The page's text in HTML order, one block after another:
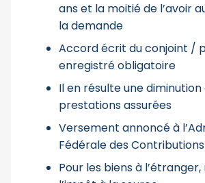
ans et la moitié de l’avoir
la demande
Accord écrit du conjoint /
enregistré obligatoire
Il en résulte une diminution
prestations assurées
Versement annoncé à
Fédérale des
Pour les biens à